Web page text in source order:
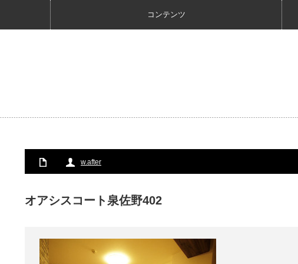
コンテンツ
w.after
オアシスコート泉佐野402